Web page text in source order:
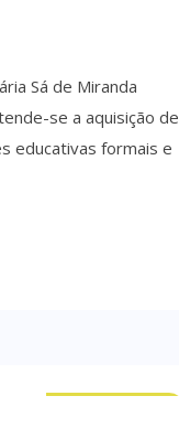
Sá de Miranda
se a aquisição de
educativas formais e